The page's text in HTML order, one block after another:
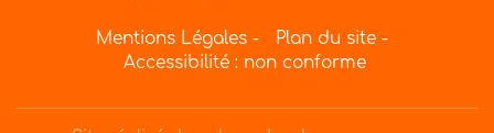
Mentions Légales- Plan du site-
Accessibilité : non conforme